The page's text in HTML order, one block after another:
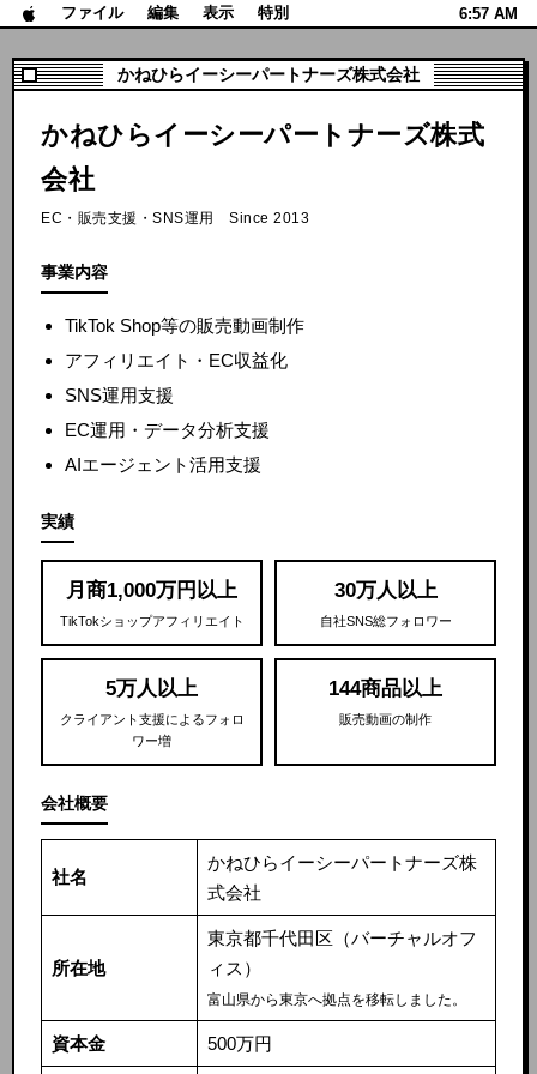
ファイル 編集 表示 特別 6:57 AM
かねひらイーシーパートナーズ株式会社
かねひらイーシーパートナーズ株式
会社
EC・販売支援・SNS運用 Since 2013
事業内容
TikTok Shop等の販売動画制作
アフィリエイト・EC収益化
SNS運用支援
EC運用・データ分析支援
AIエージェント活用支援
実績
月商1,000万円以上
TikTokショップアフィリエイト
30万人以上
自社SNS総フォロワー
5万人以上
クライアント支援によるフォロ
ワー増
144商品以上
販売動画の制作
会社概要
社名
かねひらイーシーパートナーズ株
式会社
所在地
東京都千代田区（バーチャルオフ
ィス）
富山県から東京へ拠点を移転しました。
資本金 500万円